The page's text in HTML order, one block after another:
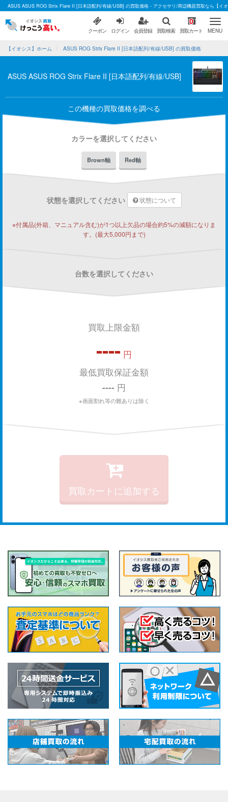
ASUS ASUS ROG Strix Flare II [日本語配列/有線/USB] の買取価格 - アクセサリ/周辺機器買取なら【イ
クーポン ログイン 会員登録 買取検索
0
買取カート MENU
【イオシス】ホーム ASUS ROG Strix Flare II [日本語配列/有線/USB] の買取価格
ASUS ASUS ROG Strix Flare II [日本語配列/有線/USB]
この機種の買取価格を調べる
カラーを選択してください
Brown軸 Red軸
状態を選択してください 状態について
※付属品(外箱、マニュアル含む)が1つ以上欠品の場合約5%の減額になりま
す。(最大5,000円まで)
台数を選択してください
買取上限金額
---- 円
最低買取保証金額
---- 円
※画面割れ等の難ありは除く
買取カートに追加する